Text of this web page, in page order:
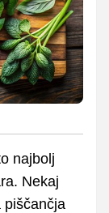
najbolj
Nekaj
piščančja